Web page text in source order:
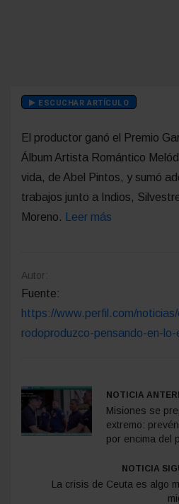
ESCUCHAR ARTÍCULO
El productor ganó el Premio
Álbum Artista Romántico
vida, de Abel Pintos, y sumó
trabajos junto a Indios,
Moreno.
Leer más
Autor:
Fuente:
https://www.perfil.com/
rodoproduzco-pensando-en-lo-
NOTICIA
Misiones se
extremo:
por encima del
NOTICIA
La crisis de Ceuta es algo